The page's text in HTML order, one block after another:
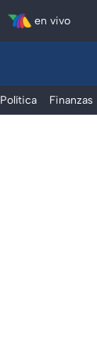
en vivo
Política Finanzas